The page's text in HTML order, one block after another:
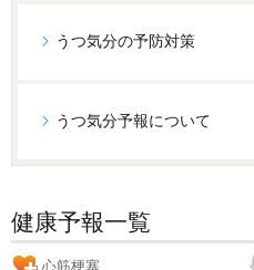
うつ気分の予防対策
うつ気分予報について
健康予報一覧
心筋梗塞